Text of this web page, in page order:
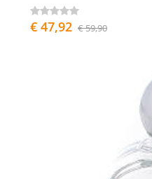
€ 47,92 € 59,90